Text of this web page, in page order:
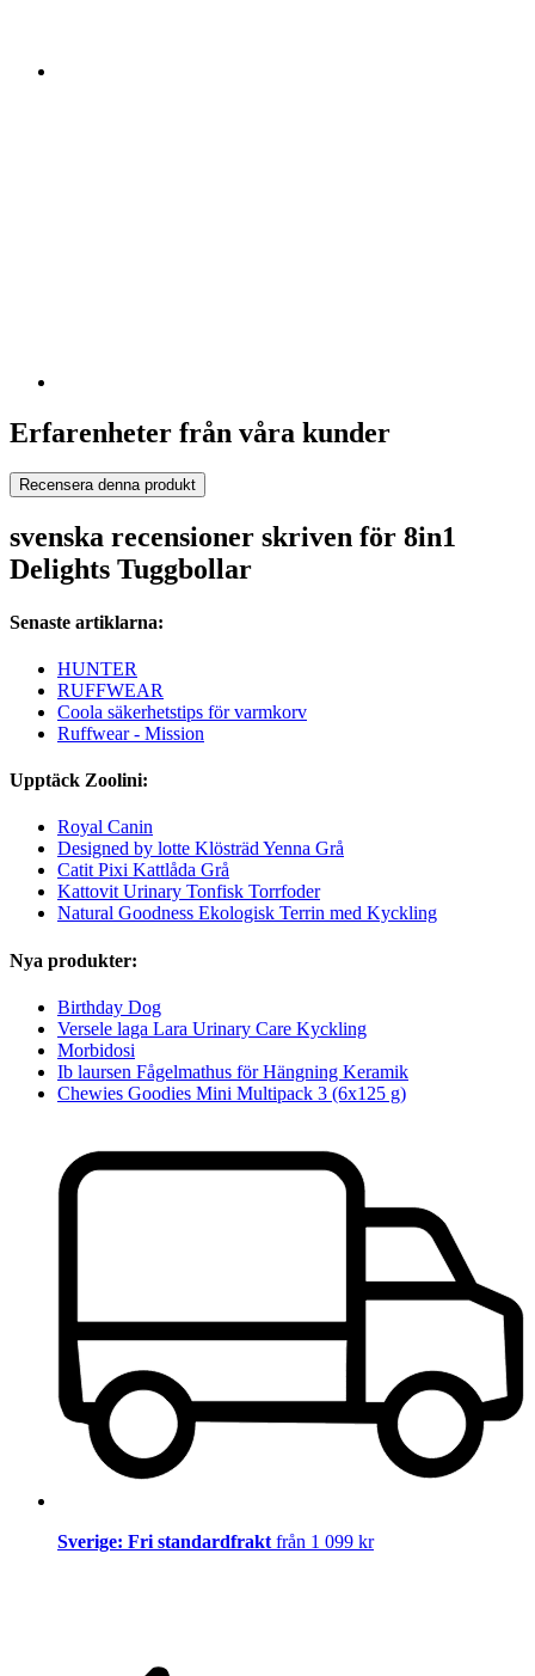
Erfarenheter från våra kunder
Recensera denna produkt
svenska recensioner skriven för 8in1
Delights Tuggbollar
Senaste artiklarna:
HUNTER
RUFFWEAR
Coola säkerhetstips för varmkorv
Ruffwear - Mission
Upptäck Zoolini:
Royal Canin
Designed by lotte Klösträd Yenna Grå
Catit Pixi Kattlåda Grå
Kattovit Urinary Tonfisk Torrfoder
Natural Goodness Ekologisk Terrin med Kyckling
Nya produkter:
Birthday Dog
Versele laga Lara Urinary Care Kyckling
Morbidosi
Ib laursen Fågelmathus för Hängning Keramik
Chewies Goodies Mini Multipack 3 (6x125 g)
Sverige: Fri standardfrakt från 1 099 kr